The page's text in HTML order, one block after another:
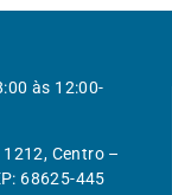
às 12:00-
Centro –
68625-445